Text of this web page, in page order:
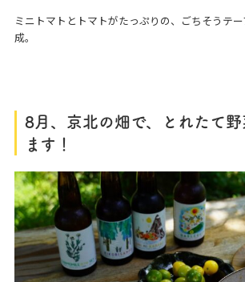
ミニトマトとトマトがたっぷりの、ごちそうテ
成。
8月、京北の畑で、とれたて野
ます！